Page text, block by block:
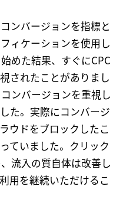
ンバージョンを指標と
ィケーションを使用し
めた結果、すぐにCPC
されたことがありまし
ンバージョンを重視し
た。実際にコンバージ
ウドをブロックしたこ
ていました。クリック
流入の質自体は改善し
用を継続いただけるこ